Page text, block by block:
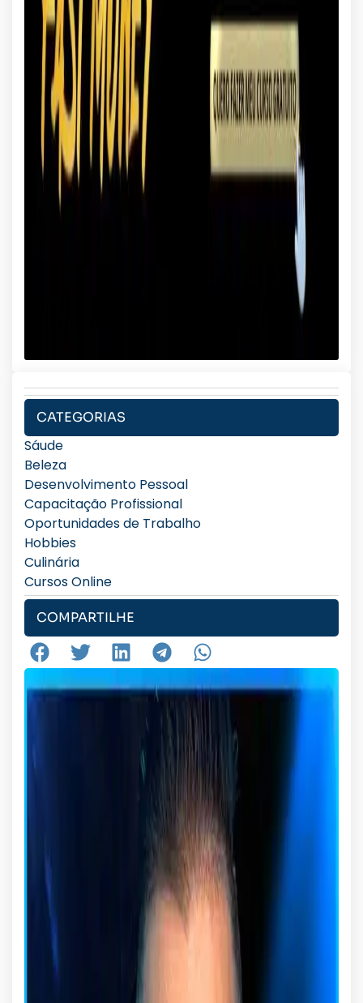
CATEGORIAS
Sáude
Beleza
Desenvolvimento Pessoal
Capacitação Profissional
Oportunidades de Trabalho
Hobbies
Culinária
Cursos Online
COMPARTILHE